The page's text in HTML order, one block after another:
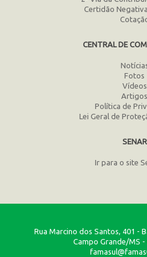
Certidão
CENTRAL DE
Fotos
Vídeos
Artigos
Política de
Lei Geral de
SENAR
Ir para o site
Rua Marcino dos Santos, 401 -
Campo Grande/MS -